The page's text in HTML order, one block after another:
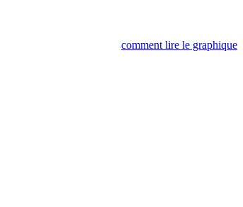
comment lire le graphique